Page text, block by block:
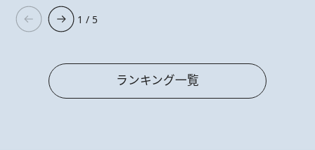
1 / 5
ランキング一覧